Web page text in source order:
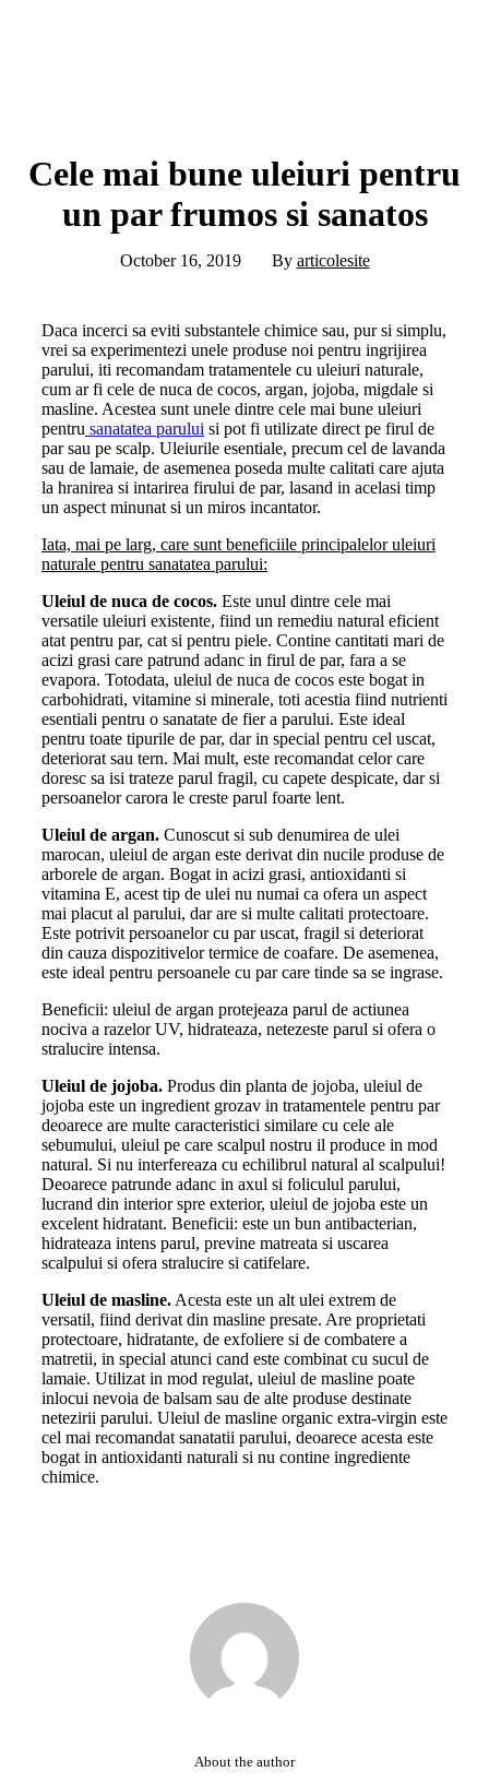
Cele mai bune uleiuri pentru
un par frumos si sanatos
October 16, 2019 By articolesite
Daca incerci sa eviti substantele chimice sau, pur si simplu,
vrei sa experimentezi unele produse noi pentru ingrijirea
parului, iti recomandam tratamentele cu uleiuri naturale,
cum ar fi cele de nuca de cocos, argan, jojoba, migdale si
masline. Acestea sunt unele dintre cele mai bune uleiuri
pentru sanatatea parului si pot fi utilizate direct pe firul de
par sau pe scalp. Uleiurile esentiale, precum cel de lavanda
sau de lamaie, de asemenea poseda multe calitati care ajuta
la hranirea si intarirea firului de par, lasand in acelasi timp
un aspect minunat si un miros incantator.
Iata, mai pe larg, care sunt beneficiile principalelor uleiuri
naturale pentru sanatatea parului:
Uleiul de nuca de cocos. Este unul dintre cele mai
versatile uleiuri existente, fiind un remediu natural eficient
atat pentru par, cat si pentru piele. Contine cantitati mari de
acizi grasi care patrund adanc in firul de par, fara a se
evapora. Totodata, uleiul de nuca de cocos este bogat in
carbohidrati, vitamine si minerale, toti acestia fiind nutrienti
esentiali pentru o sanatate de fier a parului. Este ideal
pentru toate tipurile de par, dar in special pentru cel uscat,
deteriorat sau tern. Mai mult, este recomandat celor care
doresc sa isi trateze parul fragil, cu capete despicate, dar si
persoanelor carora le creste parul foarte lent.
Uleiul de argan. Cunoscut si sub denumirea de ulei
marocan, uleiul de argan este derivat din nucile produse de
arborele de argan. Bogat in acizi grasi, antioxidanti si
vitamina E, acest tip de ulei nu numai ca ofera un aspect
mai placut al parului, dar are si multe calitati protectoare.
Este potrivit persoanelor cu par uscat, fragil si deteriorat
din cauza dispozitivelor termice de coafare. De asemenea,
este ideal pentru persoanele cu par care tinde sa se ingrase.
Beneficii: uleiul de argan protejeaza parul de actiunea
nociva a razelor UV, hidrateaza, netezeste parul si ofera o
stralucire intensa.
Uleiul de jojoba. Produs din planta de jojoba, uleiul de
jojoba este un ingredient grozav in tratamentele pentru par
deoarece are multe caracteristici similare cu cele ale
sebumului, uleiul pe care scalpul nostru il produce in mod
natural. Si nu interfereaza cu echilibrul natural al scalpului!
Deoarece patrunde adanc in axul si foliculul parului,
lucrand din interior spre exterior, uleiul de jojoba este un
excelent hidratant. Beneficii: este un bun antibacterian,
hidrateaza intens parul, previne matreata si uscarea
scalpului si ofera stralucire si catifelare.
Uleiul de masline. Acesta este un alt ulei extrem de
versatil, fiind derivat din masline presate. Are proprietati
protectoare, hidratante, de exfoliere si de combatere a
matretii, in special atunci cand este combinat cu sucul de
lamaie. Utilizat in mod regulat, uleiul de masline poate
inlocui nevoia de balsam sau de alte produse destinate
netezirii parului. Uleiul de masline organic extra-virgin este
cel mai recomandat sanatatii parului, deoarece acesta este
bogat in antioxidanti naturali si nu contine ingrediente
chimice.
About the author